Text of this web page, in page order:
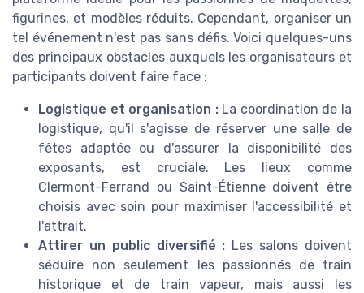
figurines, et modèles réduits. Cependant, organiser un
tel événement n'est pas sans défis. Voici quelques-uns
des principaux obstacles auxquels les organisateurs et
participants doivent faire face :
Logistique et organisation :La coordination de la
logistique, qu'il s'agisse de réserver une salle de
fêtes adaptée ou d'assurer la disponibilité des
exposants, est cruciale. Les lieux comme
Clermont-Ferrand ou Saint-Étienne doivent être
choisis avec soin pour maximiser l'accessibilité et
l'attrait.
Attirer un public diversifié : Les salons doivent
séduire non seulement les passionnés de train
historique et de train vapeur, mais aussi les